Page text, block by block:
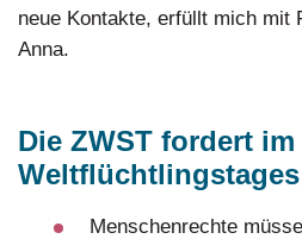
neue Kontakte, erfüllt mich mit
Anna.
Die ZWST fordert
Weltflüchtlingstages
Menschenrechte